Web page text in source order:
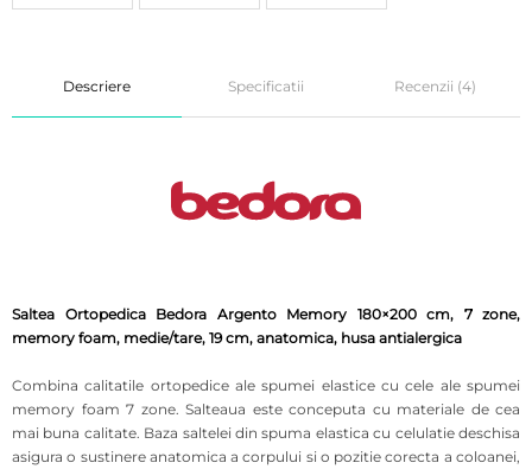
Descriere Specificatii Recenzii (4)
Saltea Ortopedica Bedora Argento Memory 180×200 cm, 7 zone,
memory foam, medie/tare, 19 cm, anatomica, husa antialergica
Combina calitatile ortopedice ale spumei elastice cu cele ale spumei
memory foam 7 zone. Salteaua este conceputa cu materiale de cea
mai buna calitate. Baza saltelei din spuma elastica cu celulatie deschisa
asigura o sustinere anatomica a corpului si o pozitie corecta a coloanei,